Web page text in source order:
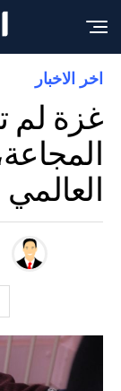
اخر الاخبار
غزة لم